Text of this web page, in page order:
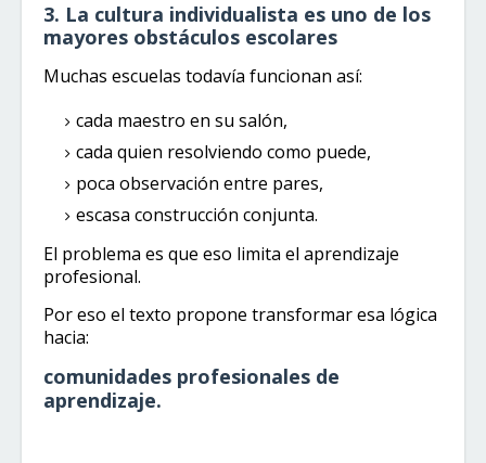
3. La cultura individualista es uno de los
mayores obstáculos escolares
Muchas escuelas todavía funcionan así:
cada maestro en su salón,
cada quien resolviendo como puede,
poca observación entre pares,
escasa construcción conjunta.
El problema es que eso limita el aprendizaje
profesional.
Por eso el texto propone transformar esa lógica
hacia:
comunidades profesionales de
aprendizaje.